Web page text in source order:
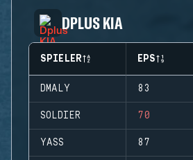
DPLUS KIA
SPIELER EPS
DMALY 83
SOLDIER 70
YASS 87